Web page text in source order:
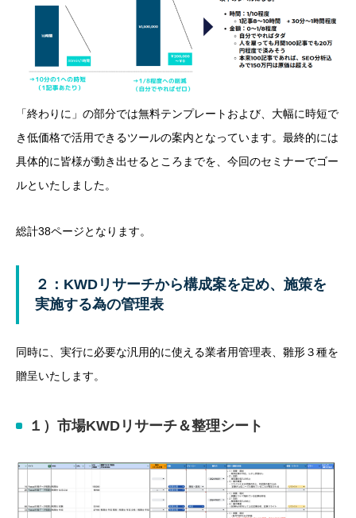
「終わりに」の部分では無料テンプレートおよび、大幅に時短で
き低価格で活用できるツールの案内となっています。最終的には
具体的に皆様が動き出せるところまでを、今回のセミナーでゴー
ルといたしました。
総計38ページとなります。
２：KWDリサーチから構成案を定め、施策を
実施する為の管理表
同時に、実行に必要な汎用的に使える業者用管理表、雛形３種を
贈呈いたします。
１）市場KWDリサーチ＆整理シート